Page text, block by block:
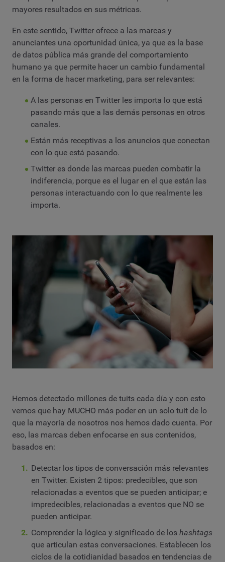
mayores resultados en sus métricas.
En este sentido, Twitter ofrece a las marcas y
anunciantes una oportunidad única, ya que es la base
de datos pública más grande del comportamiento
humano ya que permite hacer un cambio fundamental
en la forma de hacer marketing, para ser relevantes:
A las personas en Twitter les importa lo que está
pasando más que a las demás personas en otros
canales.
Están más receptivas a los anuncios que conectan
con lo que está pasando.
Twitter es donde las marcas pueden combatir la
indiferencia, porque es el lugar en el que están las
personas interactuando con lo que realmente les
importa.
Hemos detectado millones de tuits cada día y con esto
vemos que hay MUCHO más poder en un solo tuit de lo
que la mayoría de nosotros nos hemos dado cuenta. Por
eso, las marcas deben enfocarse en sus contenidos,
basados en:
Detectar los tipos de conversación más relevantes
en Twitter. Existen 2 tipos: predecibles, que son
relacionadas a eventos que se pueden anticipar; e
impredecibles, relacionadas a eventos que NO se
pueden anticipar.
Comprender la lógica y significado de loshashtags
que articulan estas conversaciones. Establecen los
ciclos de la cotidianidad basados en tendencias de